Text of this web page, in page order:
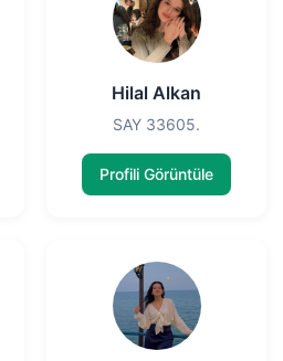
Hilal Alkan
SAY 33605.
Profili Görüntüle